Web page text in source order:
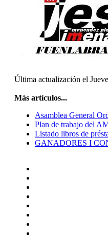
Última actualización el
Más artículos...
Asamblea General
Plan de trabajo del
Listado libros de
GANADORES I